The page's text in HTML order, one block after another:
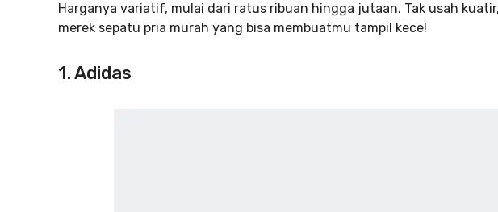
Harganya variatif, mulai dari ratus ribuan hingga jutaan. Tak usah
merek sepatu pria murah yang bisa membuatmu tampil kece!
1. Adidas